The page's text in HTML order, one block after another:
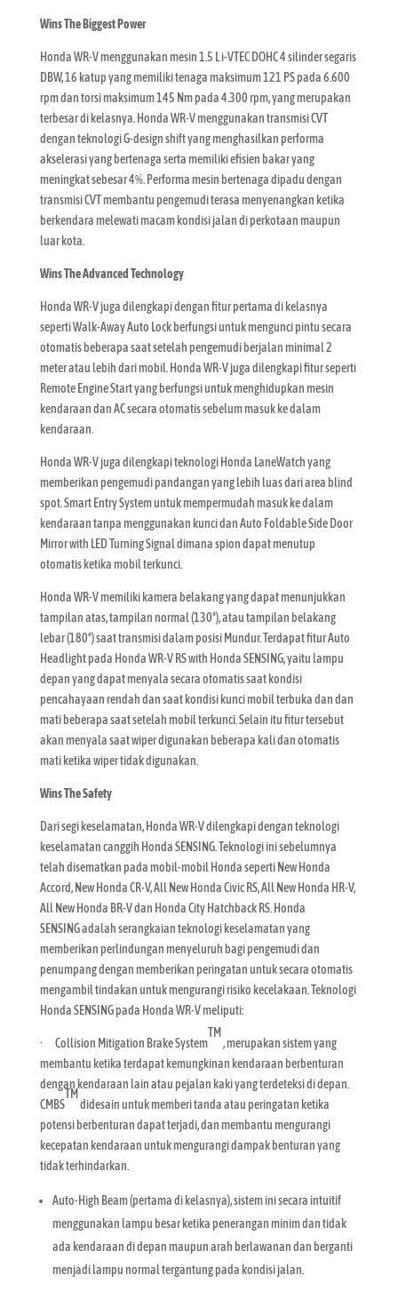
Wins The Biggest Power
Honda WR-V menggunakan mesin 1.5 L i-VTEC DOHC 4 silinder segaris
DBW, 16 katup yang memiliki tenaga maksimum 121 PS pada 6.600
rpm dan torsi maksimum 145 Nm pada 4.300 rpm, yang merupakan
terbesar di kelasnya. Honda WR-V menggunakan transmisi CVT
dengan teknologi G-design shift yang menghasilkan performa
akselerasi yang bertenaga serta memiliki efisien bakar yang
meningkat sebesar 4%. Performa mesin bertenaga dipadu dengan
transmisi CVT membantu pengemudi terasa menyenangkan ketika
berkendara melewati macam kondisi jalan di perkotaan maupun
luar kota.
Wins The Advanced Technology
Honda WR-V juga dilengkapi dengan fitur pertama di kelasnya
seperti Walk-Away Auto Lock berfungsi untuk mengunci pintu secara
otomatis beberapa saat setelah pengemudi berjalan minimal 2
meter atau lebih dari mobil. Honda WR-V juga dilengkapi fitur seperti
Remote Engine Start yang berfungsi untuk menghidupkan mesin
kendaraan dan AC secara otomatis sebelum masuk ke dalam
kendaraan.
Honda WR-V juga dilengkapi teknologi Honda LaneWatch yang
memberikan pengemudi pandangan yang lebih luas dari area blind
spot. Smart Entry System untuk mempermudah masuk ke dalam
kendaraan tanpa menggunakan kunci dan Auto Foldable Side Door
Mirror with LED Turning Signal dimana spion dapat menutup
otomatis ketika mobil terkunci.
Honda WR-V memiliki kamera belakang yang dapat menunjukkan
tampilan atas, tampilan normal (130°), atau tampilan belakang
lebar (180°) saat transmisi dalam posisi Mundur. Terdapat fitur Auto
Headlight pada Honda WR-V RS with Honda SENSING, yaitu lampu
depan yang dapat menyala secara otomatis saat kondisi
pencahayaan rendah dan saat kondisi kunci mobil terbuka dan dan
mati beberapa saat setelah mobil terkunci. Selain itu fitur tersebut
akan menyala saat wiper digunakan beberapa kali dan otomatis
mati ketika wiper tidak digunakan.
Wins The Safety
Dari segi keselamatan, Honda WR-V dilengkapi dengan teknologi
keselamatan canggih Honda SENSING. Teknologi ini sebelumnya
telah disematkan pada mobil-mobil Honda seperti New Honda
Accord, New Honda CR-V, All New Honda Civic RS, All New Honda HR-V,
All New Honda BR-V dan Honda City Hatchback RS. Honda
SENSING adalah serangkaian teknologi keselamatan yang
memberikan perlindungan menyeluruh bagi pengemudi dan
penumpang dengan memberikan peringatan untuk secara otomatis
mengambil tindakan untuk mengurangi risiko kecelakaan. Teknologi
Honda SENSING pada Honda WR-V meliputi:
· Collision Mitigation Brake System
TM
, merupakan sistem yang
membantu ketika terdapat kemungkinan kendaraan berbenturan
dengan kendaraan lain atau pejalan kaki yang terdeteksi di depan.
CMBS
TM
didesain untuk memberi tanda atau peringatan ketika
potensi berbenturan dapat terjadi, dan membantu mengurangi
kecepatan kendaraan untuk mengurangi dampak benturan yang
tidak terhindarkan.
Auto-High Beam (pertama di kelasnya), sistem ini secara intuitif
menggunakan lampu besar ketika penerangan minim dan tidak
ada kendaraan di depan maupun arah berlawanan dan berganti
menjadi lampu normal tergantung pada kondisi jalan.